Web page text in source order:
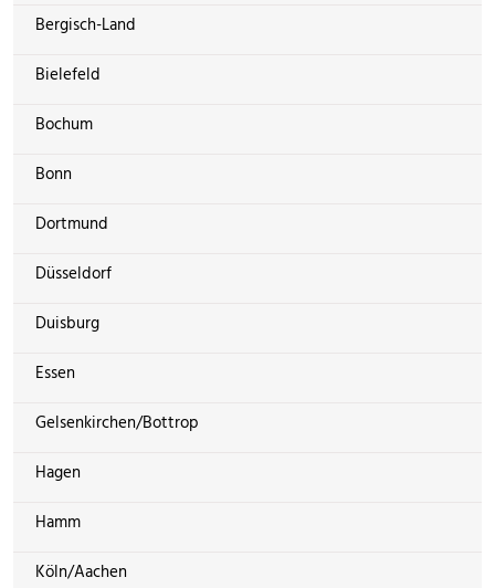
Bergisch-Land
Bielefeld
Bochum
Bonn
Dortmund
Düsseldorf
Duisburg
Essen
Gelsenkirchen/Bottrop
Hagen
Hamm
Köln/Aachen